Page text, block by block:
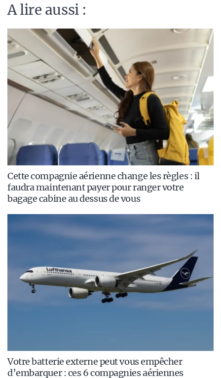
A lire aussi :
Cette compagnie aérienne change les règles : il
faudra maintenant payer pour ranger votre
bagage cabine au dessus de vous
Votre batterie externe peut vous empêcher
d’embarquer : ces 6 compagnies aériennes